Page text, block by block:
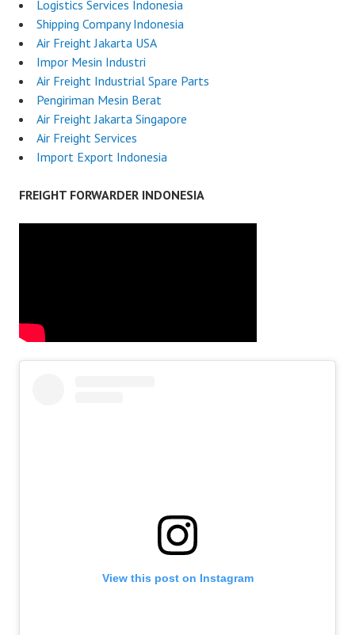
Logistics Services Indonesia
Shipping Company Indonesia
Air Freight Jakarta USA
Impor Mesin Industri
Air Freight Industrial Spare Parts
Pengiriman Mesin Berat
Air Freight Jakarta Singapore
Air Freight Services
Import Export Indonesia
FREIGHT FORWARDER INDONESIA
View this post on Instagram